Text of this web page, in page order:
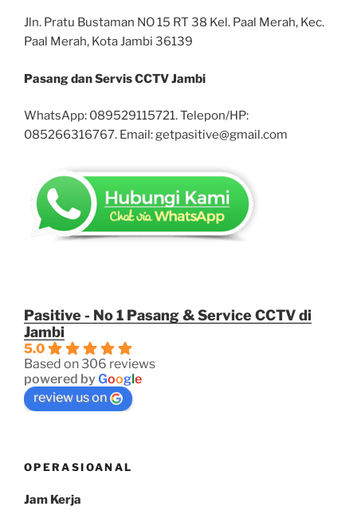
Jln. Pratu Bustaman NO 15 RT 38 Kel. Paal Merah, Kec.
Paal Merah, Kota Jambi 36139
Pasang dan Servis CCTV Jambi
WhatsApp: 089529115721. Telepon/HP:
085266316767. Email: getpasitive@gmail.com
Pasitive - No 1 Pasang & Service CCTV di
Jambi
5.0
Based on 306 reviews
powered byGoogle
review us on
OPERASIOANAL
Jam Kerja